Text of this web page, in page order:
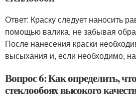
Ответ: Краску следует наносить
помощью валика, не забывая
После нанесения краски
высыхания и, если необходимо,
Вопрос 6: Как определить,
стеклообоях высокого